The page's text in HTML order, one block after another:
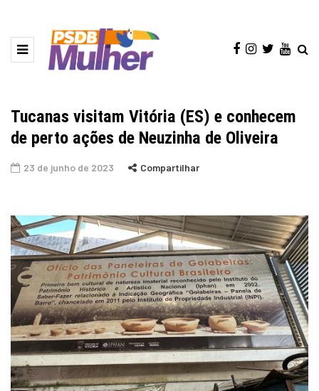
Tucanas visitam Vitória (ES) e conhecem
de perto ações de Neuzinha de Oliveira
23 de junho de 2023 Compartilhar